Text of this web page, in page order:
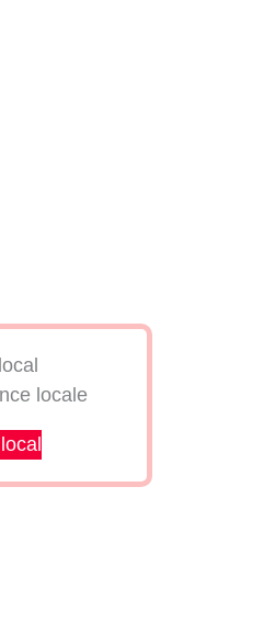
locale